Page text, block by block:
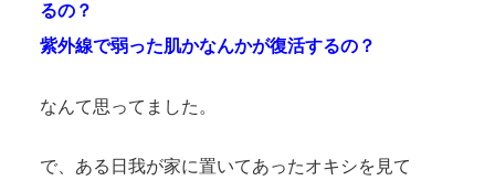
るの？
紫外線で弱った肌かなんかが復活するの？
なんて思ってました。
で、ある日我が家に置いてあったオキシを見て